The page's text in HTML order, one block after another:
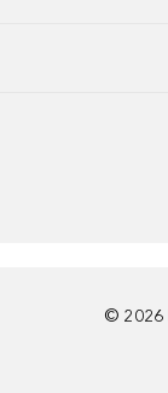
© 2026